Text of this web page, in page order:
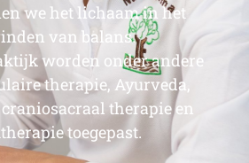
we het lichaam in het
van balans.
worden onder andere
therapie, Ayurveda,
therapie en
toegepast.